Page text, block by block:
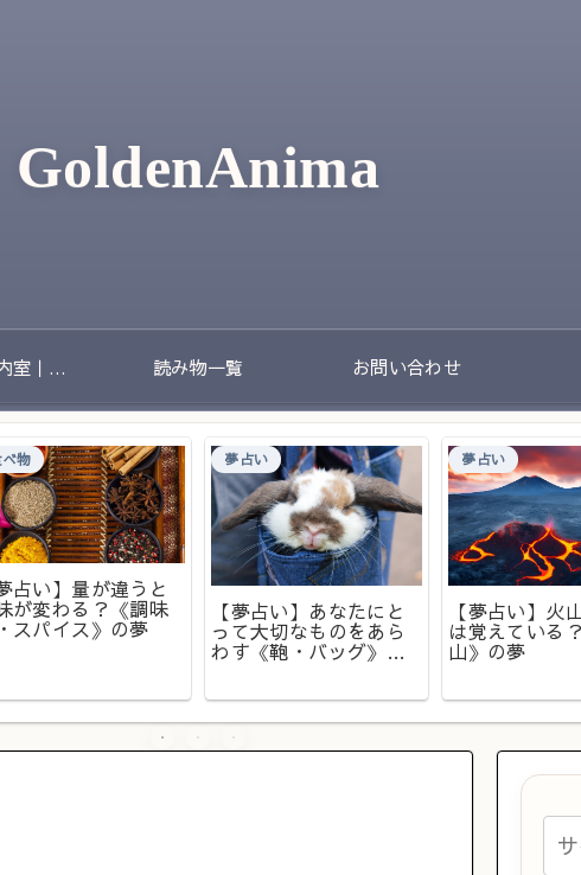
GoldenAnima
夢の相談案内室｜夢のあとに残る不安や迷いをやさしく整理する場所 読み物一覧 お問い合わせ
物
占い】量が違うと
が変わる？《調味
スパイス》の夢
夢占い
【夢占い】あなたにと
って大切なものをあら
わす《鞄・バッグ》の
夢占い
【夢占い】火
は覚えている
山》の夢